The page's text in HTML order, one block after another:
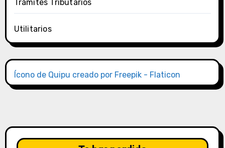
Trámites Tributarios
Utilitarios
Ícono de Quipu creado por Freepik - Flaticon